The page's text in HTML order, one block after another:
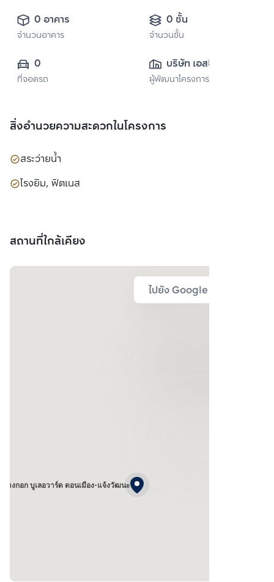
0 อาคาร
จำนวนอาคาร
0 ชั้น
จำนวนชั้น
0
ที่จอดรถ
บริษัท เอสซี แอส
เสท คอร์ปอเรชั่น
ผู้พัฒนาโครงการ
สิ่งอำนวยความสะดวกในโครงการ
สระว่ายน้ำ
โรงยิม, ฟิตเนส
สถานที่ใกล้เคียง
ไปยัง Google Map
บางกอก บูเลอวาร์ด ดอนเมือง-แจ้งวัฒนะ